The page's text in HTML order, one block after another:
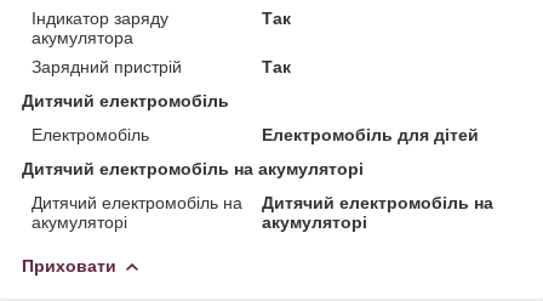
Індикатор заряду
акумулятора
Так
Зарядний пристрій
Так
Дитячий електромобіль
Електромобіль
Електромобіль для дітей
Дитячий електромобіль на акумуляторі
Дитячий електромобіль на
акумуляторі
Дитячий електромобіль на
акумуляторі
Приховати